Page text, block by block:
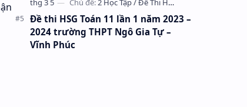
Đề thi HSG Toán 11 lần 1 năm 2023 –
2024 trường THPT Ngô Gia Tự –
Vĩnh Phúc